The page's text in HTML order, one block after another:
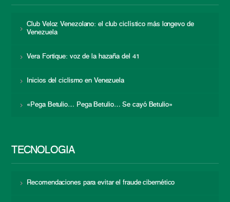
Club Veloz Venezolano: el club ciclístico más longevo de
Venezuela
Vera Fortique: voz de la hazaña del 41
Inicios del ciclismo en Venezuela
«Pega Betulio… Pega Betulio… Se cayó Betulio»
TECNOLOGÍA
Recomendaciones para evitar el fraude cibernético